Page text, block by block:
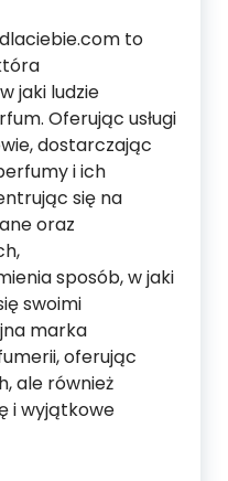
to
jaki ludzie
Oferując usługi
dostarczając
i ich
się na
oraz
sposób, w jaki
swoimi
marka
oferując
ale również
i wyjątkowe